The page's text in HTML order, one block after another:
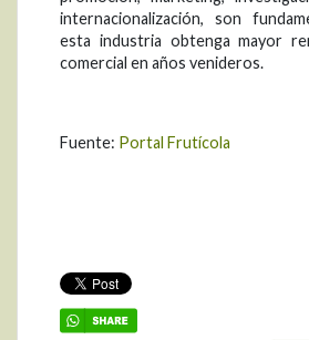
internacionalización, son
esta industria obtenga mayor
comercial en años venideros.
Fuente: Portal Frutícola